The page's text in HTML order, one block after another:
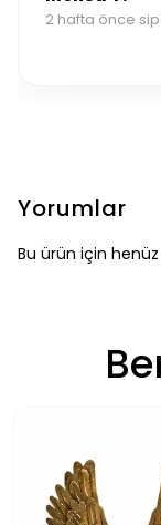
2 hafta önce
Yorumlar
Bu ürün için